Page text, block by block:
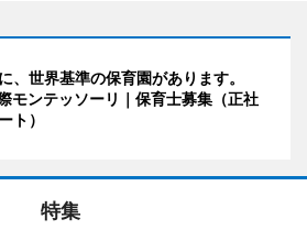
、世界基準の保育園があります。
モンテッソーリ｜保育士募集（正社
ト）
特集